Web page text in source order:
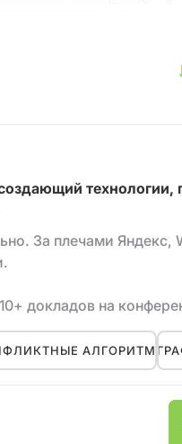
За плечами Яндекс,
докладов на
АЛГОРИТМЫ